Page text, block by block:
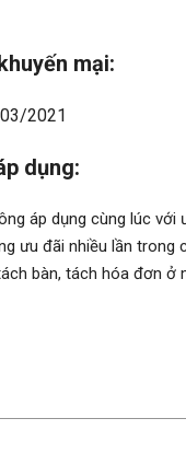
mại:
2021
dụng:
áp dụng cùng lúc với
ưu đãi nhiều lần trong
bàn, tách hóa đơn ở